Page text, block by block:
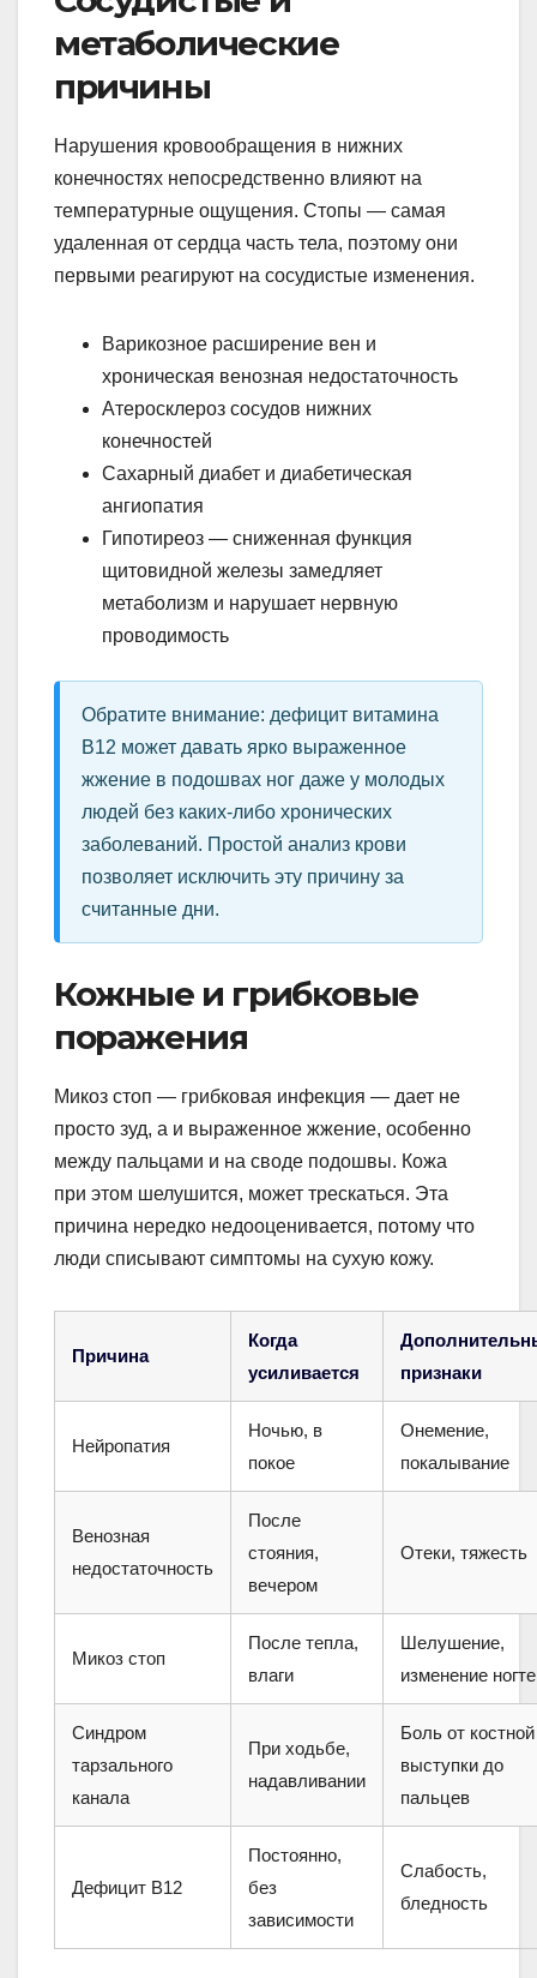
метаболические
причины
Нарушения кровообращения в нижних
конечностях непосредственно влияют на
температурные ощущения. Стопы — самая
удаленная от сердца часть тела, поэтому они
первыми реагируют на сосудистые изменения.
Варикозное расширение вен и
хроническая венозная недостаточность
Атеросклероз сосудов нижних
конечностей
Сахарный диабет и диабетическая
ангиопатия
Гипотиреоз — сниженная функция
щитовидной железы замедляет
метаболизм и нарушает нервную
проводимость
Обратите внимание: дефицит витамина
B12 может давать ярко выраженное
жжение в подошвах ног даже у молодых
людей без каких-либо хронических
заболеваний. Простой анализ крови
позволяет исключить эту причину за
считанные дни.
Кожные и грибковые
поражения
Микоз стоп — грибковая инфекция — дает не
просто зуд, а и выраженное жжение, особенно
между пальцами и на своде подошвы. Кожа
при этом шелушится, может трескаться. Эта
причина нередко недооценивается, потому что
люди списывают симптомы на сухую кожу.
Причина
Когда
усиливается
признаки
Нейропатия
Ночью, в
покое
Онемение,
покалывание
Венозная
недостаточность
После
стояния,
вечером
Отеки, тяжесть
Микоз стоп
После тепла,
влаги
Шелушение,
изменение
Синдром
тарзального
канала
При ходьбе,
надавливании
Боль от костной
выступки до
пальцев
Дефицит B12
Постоянно,
без
зависимости
Слабость,
бледность